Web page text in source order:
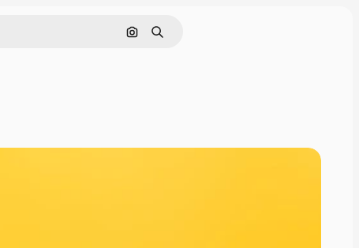
画像で検索
検索